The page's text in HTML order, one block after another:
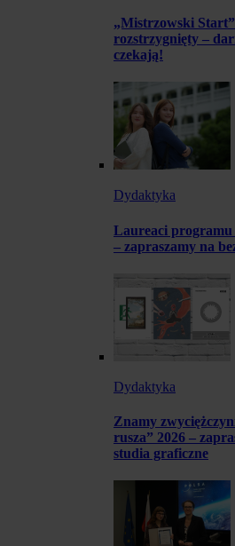
„Mistrzowski
rozstrzygnięty –
czekają!
Dydaktyka
Laureaci programu
– zapraszamy na
Dydaktyka
Znamy
rusza” 2026 –
studia graficzne